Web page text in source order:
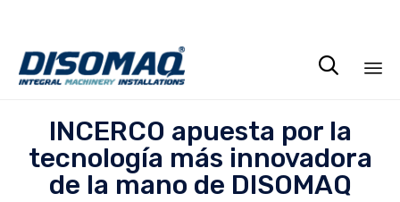

INCERCO apuesta por la
tecnología más innovadora
de la mano de DISOMAQ